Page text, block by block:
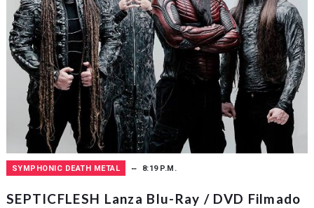
SYMPHONIC DEATH METAL 8:19 P.M.
SEPTICFLESH Lanza Blu-Ray / DVD Filmado